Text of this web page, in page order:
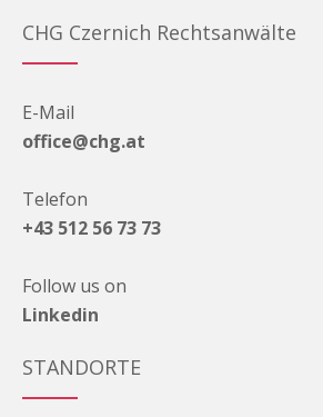
CHG Czernich Rechtsanwälte
E-Mail
office@chg.at
Telefon
+43 512 56 73 73
Follow us on
Linkedin
STANDORTE